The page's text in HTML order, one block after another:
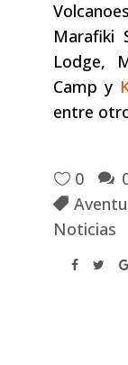
Marafiki
Lodge,
Camp y
entre
0
Noticias